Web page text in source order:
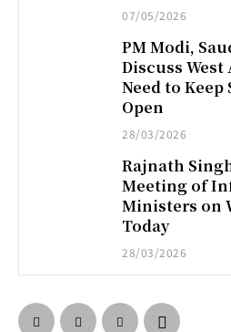
07/05/2026
PM Modi,
Discuss West
Need to
Open
28/03/2026
Rajnath
Meeting of
Ministers on
Today
28/03/2026